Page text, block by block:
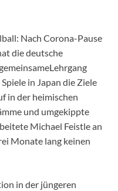
Nach Corona-Pause
die deutsche
in Japan die Ziele
in der heimischen
und umgekippte
Michael Feistle an
Monate lang keinen
in der jüngeren